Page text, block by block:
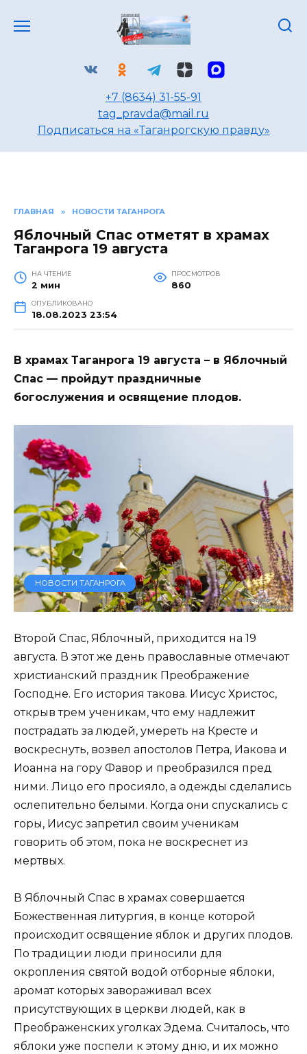
+7 (8634) 31-55-91
tag_pravda@mail.ru
Подписаться на «Таганрогскую правду»
ГЛАВНАЯ » НОВОСТИ ТАГАНРОГА
Яблочный Спас отметят в храмах
Таганрога 19 августа
НА ЧТЕНИЕ
2 мин
ПРОСМОТРОВ
860
ОПУБЛИКОВАНО
18.08.2023 23:54
В храмах Таганрога 19 августа – в Яблочный
Спас — пройдут праздничные
богослужения и освящение плодов.
НОВОСТИ ТАГАНРОГА
Второй Спас, Яблочный, приходится на 19
августа. В этот же день православные отмечают
христианский праздник Преображение
Господне. Его история такова. Иисус Христос,
открыв трем ученикам, что ему надлежит
пострадать за людей, умереть на Кресте и
воскреснуть, возвел апостолов Петра, Иакова и
Иоанна на гору Фавор и преобразился пред
ними. Лицо его просияло, а одежды сделались
ослепительно белыми. Когда они спускались с
горы, Иисус запретил своим ученикам
говорить об этом, пока не воскреснет из
мертвых.
В Яблочный Спас в храмах совершается
Божественная литургия, в конце которой
происходит освящение яблок и других плодов.
По традиции люди приносили для
окропления святой водой отборные яблоки,
аромат которых завораживал всех
присутствующих в церкви людей, как в
Преображенских уголках Эдема. Считалось, что
яблоки уже поспели к этому дню, и их можно